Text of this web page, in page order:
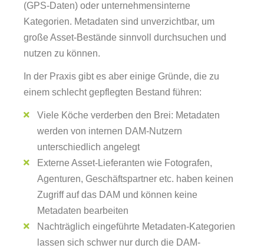
(GPS-Daten) oder unternehmensinterne
Kategorien. Metadaten sind unverzichtbar, um
große Asset-Bestände sinnvoll durchsuchen und
nutzen zu können.
In der Praxis gibt es aber einige Gründe, die zu
einem schlecht gepflegten Bestand führen:
Viele Köche verderben den Brei: Metadaten
werden von internen DAM-Nutzern
unterschiedlich angelegt
Externe Asset-Lieferanten wie Fotografen,
Agenturen, Geschäftspartner etc. haben keinen
Zugriff auf das DAM und können keine
Metadaten bearbeiten
Nachträglich eingeführte Metadaten-Kategorien
lassen sich schwer nur durch die DAM-